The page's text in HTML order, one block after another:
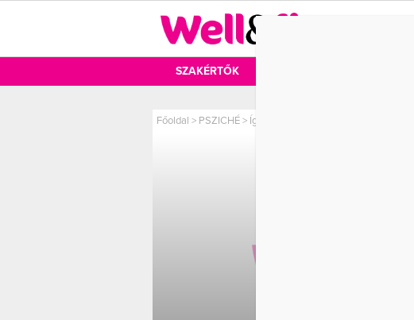
SZAKÉRTŐK
Főoldal > PSZICHÉ> Így kezeld a párod munkanélküliségét!